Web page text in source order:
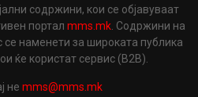
содржини, кои се објавуваат
портал mms.mk . Содржини на
наменети за широката публика
ќе користат сервис (B2B).
не mms@mms.mk